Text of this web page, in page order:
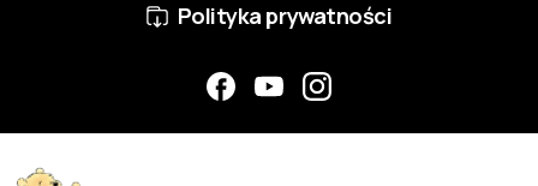
Polityka prywatności